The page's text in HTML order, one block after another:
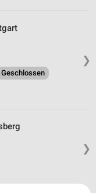
❯
Geschlossen
❯